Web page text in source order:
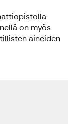
on myös
aineiden